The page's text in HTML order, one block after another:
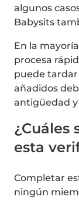
algunos
Babysits
En la
procesa
puede tardar
añadidos
antigüedad y
¿Cuáles
esta
Completar
ningún